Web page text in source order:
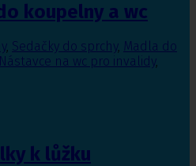
koupelny a wc
, Sedačky do sprchy, Madla do
Nástavce na wc pro invalidy,
k lůžku